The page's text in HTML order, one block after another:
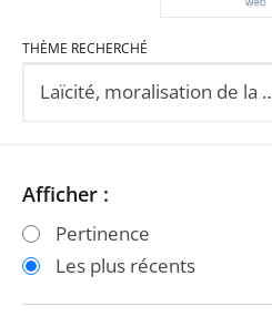
THÈME RECHERCHÉ
Passer
les
filtres
Passer
les
filtres
Afficher :
Pertinence
Les plus récents